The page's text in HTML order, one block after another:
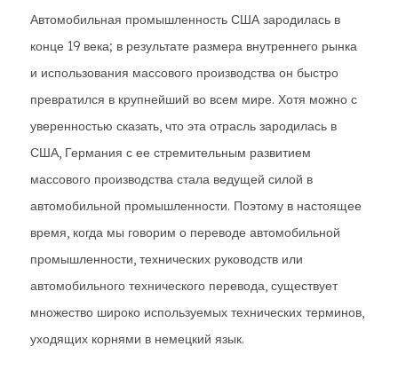
Автомобильная промышленность США зародилась в
конце 19 века; в результате размера внутреннего рынка
и использования массового производства он быстро
превратился в крупнейший во всем мире. Хотя можно с
уверенностью сказать, что эта отрасль зародилась в
США, Германия с ее стремительным развитием
массового производства стала ведущей силой в
автомобильной промышленности. Поэтому в настоящее
время, когда мы говорим о переводе автомобильной
промышленности, технических руководств или
автомобильного технического перевода, существует
множество широко используемых технических терминов,
уходящих корнями в немецкий язык.